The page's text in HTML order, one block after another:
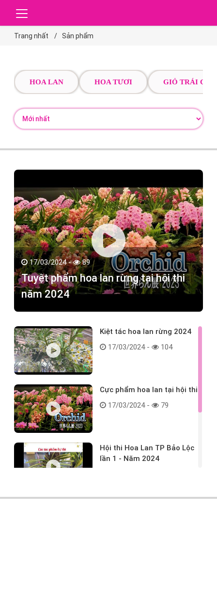
Trang nhất Sản phẩm
HOA LAN HOA TƯƠI GIỎ TRÁI CÂY
17/03/2024 - 89
Tuyệt phẩm hoa lan rừng tại hội thi
năm 2024
Kiệt tác hoa lan rừng 2024
17/03/2024 -
104
Cực phẩm hoa lan tại hội thi
17/03/2024 -
79
Hội thi Hoa Lan TP Bảo Lộc
lần 1 - Năm 2024